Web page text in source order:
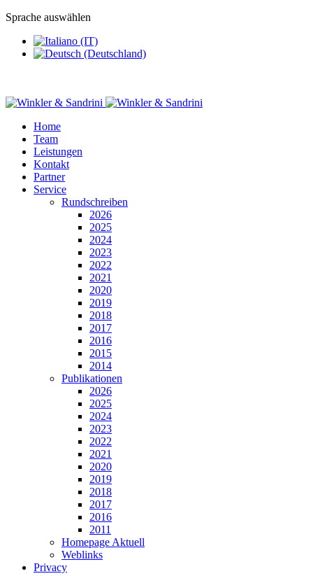
Sprache auswählen
Home
Team
Leistungen
Kontakt
Partner
Service
Rundschreiben
2026
2025
2024
2023
2022
2021
2020
2019
2018
2017
2016
2015
2014
Publikationen
2026
2025
2024
2023
2022
2021
2020
2019
2018
2017
2016
2011
Homepage Aktuell
Weblinks
Privacy